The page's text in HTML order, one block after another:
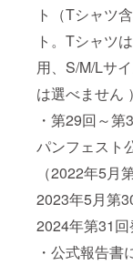
ト（Tシャツ
ト。Tシャツ
用、S/M/Lサ
は選べません ）
・第29回～
パンフェスト
（2022年5月
2023年5月第
2024年第31回
・公式報告書